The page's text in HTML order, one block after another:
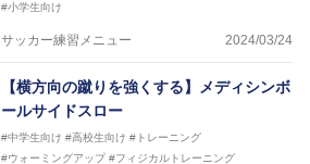
#小学生向け
サッカー練習メニュー 2024/03/24
【横方向の蹴りを強くする】メディシンボ
ールサイドスロー
#中学生向け #高校生向け #トレーニング
#ウォーミングアップ #フィジカルトレーニング